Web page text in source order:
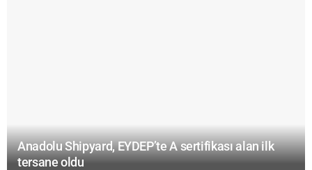
Anadolu Shipyard, EYDEP’te A sertifikası alan ilk
tersane oldu